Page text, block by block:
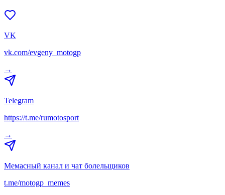
VK
vk.com/evgeny_motogp
→
Telegram
https://t.me/rumotosport
→
Мемасный канал и чат болельщиков
t.me/motogp_memes